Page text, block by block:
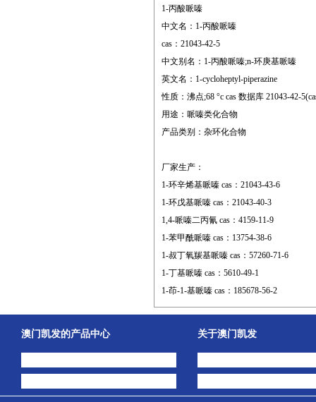
1-丙酸哌嗪
中文名：1-丙酸哌嗪
cas：21043-42-5
中文别名：1-丙酸哌嗪;n-环庚基哌嗪
英文名：1-cycloheptyl-piperazine
性质：沸点;68 °c cas 数据库 21043-42-
用途：哌嗪类化合物
产品类别：杂环化合物
厂家生产：
1-环辛烯基哌嗪 cas：21043-43-6
1-环戊基哌嗪 cas：21043-40-3
1,4-哌嗪二丙氰 cas：4159-11-9
1-苯甲酰哌嗪 cas：13754-38-6
1-叔丁氧羰基哌嗪 cas：57260-71-6
1-丁基哌嗪 cas：5610-49-1
1-茚-1-基哌嗪 cas：185678-56-2
澳门凯发的产品中心 关于澳门凯发